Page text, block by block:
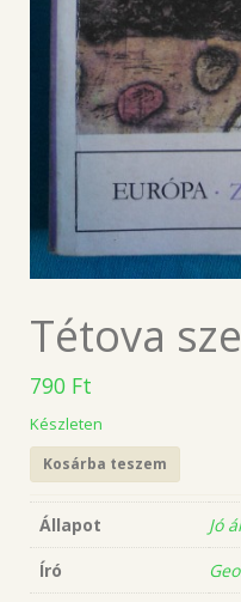
Tétova
790 Ft
Készleten
Kosárba teszem
Állapot
Jó
Író